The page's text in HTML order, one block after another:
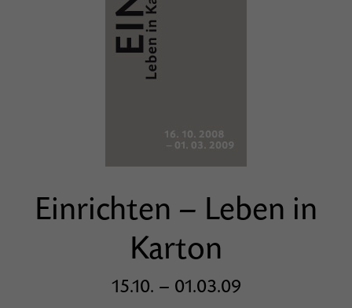
Einrichten – Leben in
Karton
15.10. – 01.03.09